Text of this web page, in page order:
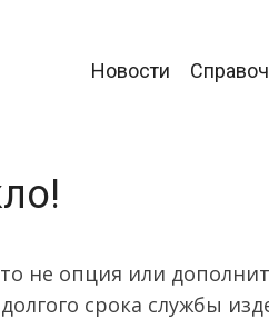
Главное
Новости
не опция или
срока службы